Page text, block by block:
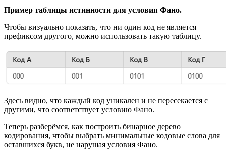
Пример таблицы истинности для условия Фано.
Чтобы визуально показать, что ни один код не является
префиксом другого, можно использовать такую таблицу.
Здесь видно, что каждый код уникален и не пересекается с
другими, что соответствует условию Фано.
Теперь разберёмся, как построить бинарное дерево
кодирования, чтобы выбрать минимальные кодовые слова для
оставшихся букв, не нарушая условия Фано.